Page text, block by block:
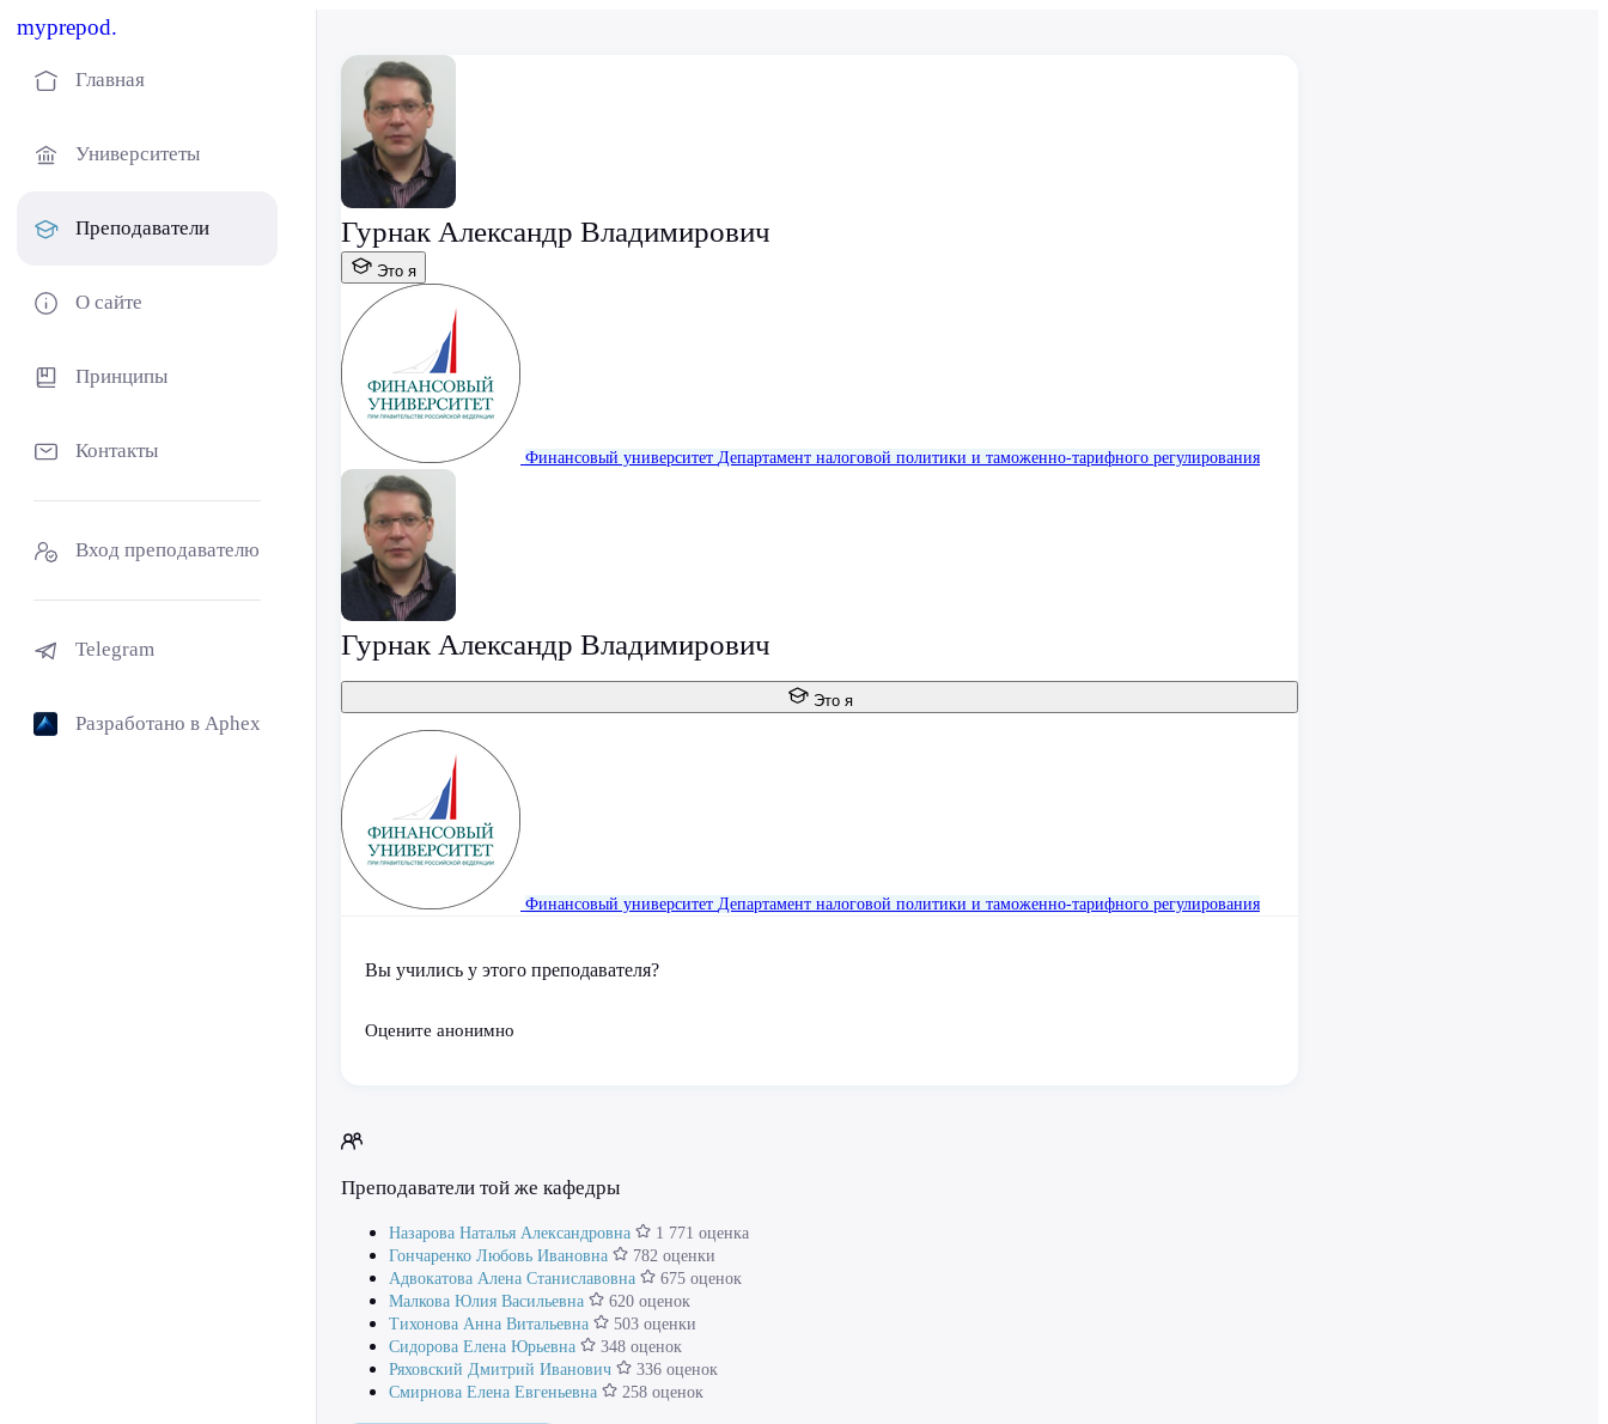
myprepod.
Главная
Университеты
Преподаватели
О сайте
Принципы
Контакты
Вход преподавателю
Telegram
Разработано в Aphex
Гурнак Александр Владимирович
Это я
Финансовый университет Департамент налоговой политики и таможенно-тарифного регулирования
Гурнак Александр Владимирович
Это я
Финансовый университет Департамент налоговой политики и таможенно-тарифного регулирования
Вы учились у этого преподавателя?
Оцените анонимно
Преподаватели той же кафедры
Назарова Наталья Александровна
1 771 оценка
Гончаренко Любовь Ивановна
782 оценки
Адвокатова Алена Станиславовна
675 оценок
Малкова Юлия Васильевна
620 оценок
Тихонова Анна Витальевна
503 оценки
Сидорова Елена Юрьевна
348 оценок
Ряховский Дмитрий Иванович
336 оценок
Смирнова Елена Евгеньевна
258 оценок